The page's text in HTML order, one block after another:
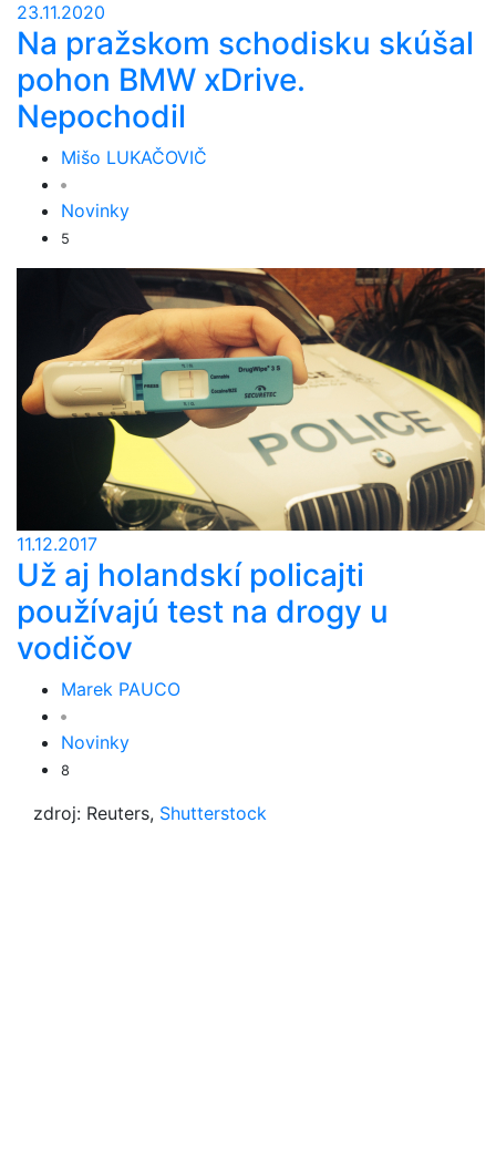
23.11.2020
Na pražskom schodisku skúšal
pohon BMW xDrive.
Nepochodil
Mišo LUKAČOVIČ
Novinky
5
11.12.2017
Už aj holandskí policajti
používajú test na drogy u
vodičov
Marek PAUCO
Novinky
8
zdroj: Reuters, Shutterstock